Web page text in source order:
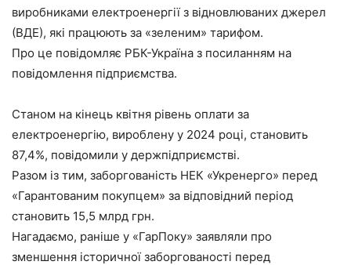
виробниками електроенергії з відновлюваних джерел
(ВДЕ), які працюють за «зеленим» тарифом.
Про це повідомляє РБК-Україна з посиланням на
повідомлення підприємства.
Станом на кінець квітня рівень оплати за
електроенергію, вироблену у 2024 році, становить
87,4%, повідомили у держпідприємстві.
Разом із тим, заборгованість НЕК «Укренерго» перед
«Гарантованим покупцем» за відповідний період
становить 15,5 млрд грн.
Нагадаємо, раніше у «ГарПоку» заявляли про
зменшення історичної заборгованості перед